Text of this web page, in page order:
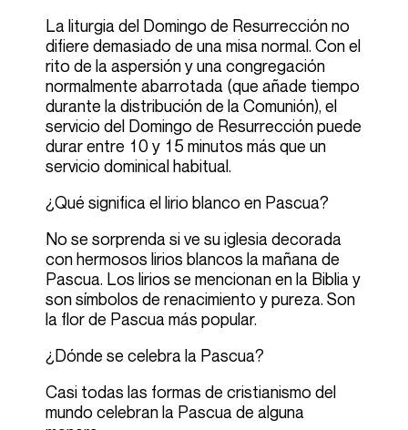
La liturgia del Domingo de Resurrección no
difiere demasiado de una misa normal. Con el
rito de la aspersión y una congregación
normalmente abarrotada (que añade tiempo
durante la distribución de la Comunión), el
servicio del Domingo de Resurrección puede
durar entre 10 y 15 minutos más que un
servicio dominical habitual.
¿Qué significa el lirio blanco en Pascua?
No se sorprenda si ve su iglesia decorada
con hermosos lirios blancos la mañana de
Pascua. Los lirios se mencionan en la Biblia y
son símbolos de renacimiento y pureza. Son
la flor de Pascua más popular.
¿Dónde se celebra la Pascua?
Casi todas las formas de cristianismo del
mundo celebran la Pascua de alguna